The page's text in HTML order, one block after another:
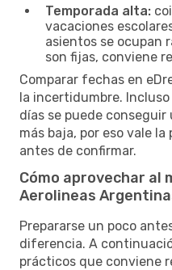
Temporada alta:
vacaciones
asientos se ocupan
son fijas, conviene
Comparar fechas en
la incertidumbre.
días se puede
más baja, por eso vale
antes de confirmar.
Cómo aprovechar al
Aerolineas
Prepararse un poco
diferencia. A
prácticos que conviene